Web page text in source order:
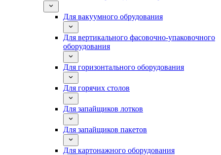
Для вакуумного обрудования
Для вертикального фасовочно-упаковочного
оборудования
Для горизонтального оборудования
Для горячих столов
Для запайщиков лотков
Для запайщиков пакетов
Для картонажного оборудования